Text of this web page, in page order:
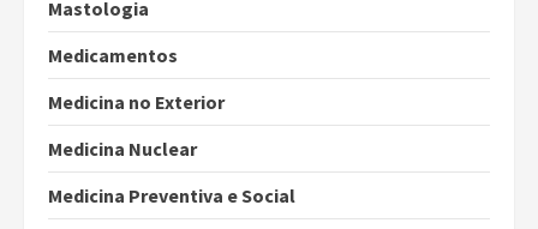
Mastologia
Medicamentos
Medicina no Exterior
Medicina Nuclear
Medicina Preventiva e Social